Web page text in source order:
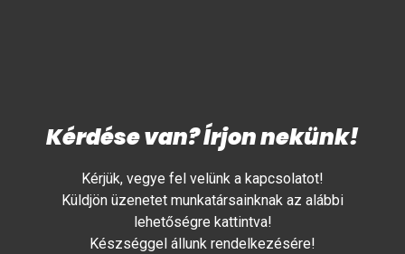
Kérdése van? Írjon nekünk!
Kérjük, vegye fel velünk a kapcsolatot!
Küldjön üzenetet munkatársainknak az alábbi
lehetőségre kattintva!
Készséggel állunk rendelkezésére!